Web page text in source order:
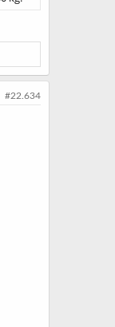
#22.634